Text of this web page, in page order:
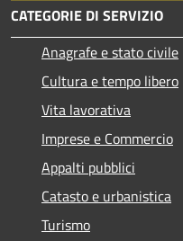
CATEGORIE DI SERVIZIO
Anagrafe e stato civile
Cultura e tempo libero
Vita lavorativa
Imprese e Commercio
Appalti pubblici
Catasto e urbanistica
Turismo